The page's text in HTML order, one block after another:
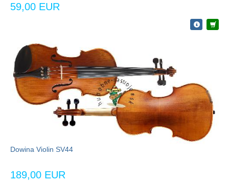
59,00 EUR
Dowina Violin SV44
189,00 EUR